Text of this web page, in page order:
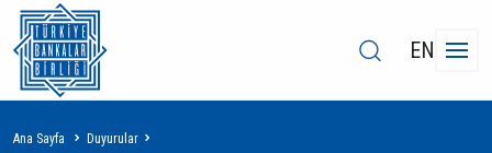
EN
Sayfa
Ana Sayfa Duyurular